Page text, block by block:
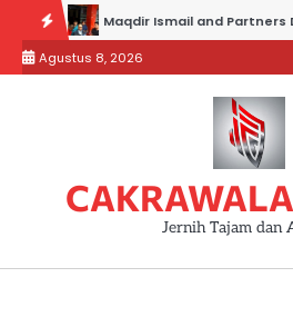
content
Maqdir Ismail and Partners
Agustus 8, 2026
Jernih Tajam dan